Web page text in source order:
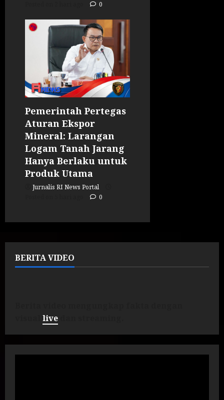
0
Pemerintah Pertegas
Aturan Ekspor
Mineral: Larangan
Logam Tanah Jarang
Hanya Berlaku untuk
Produk Utama
Jurnalis RI News Portal
0
BERITA VIDEO
live